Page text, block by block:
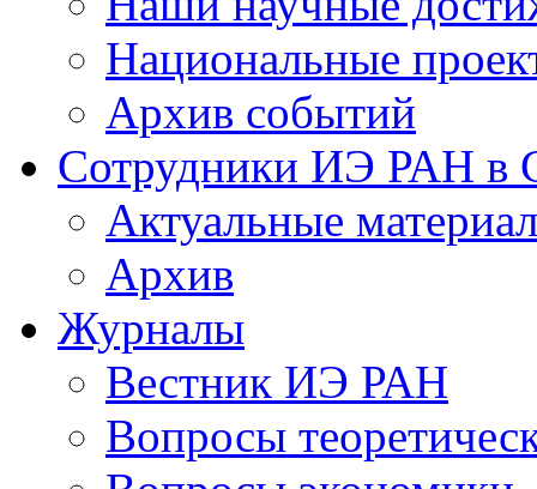
Национальные
Архив событий
Сотрудники ИЭ РАН
Актуальные
Архив
Журналы
Вестник ИЭ РАН
Вопросы